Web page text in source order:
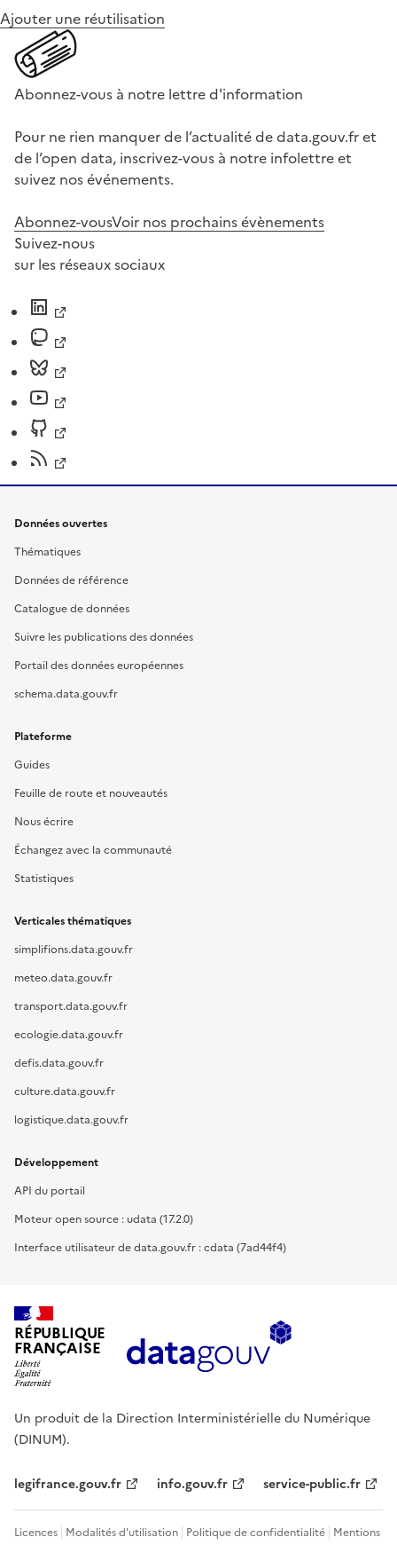
Ajouter une réutilisation
Abonnez-vous à notre lettre d'information
Pour ne rien manquer de l’actualité de data.gouv.fr et
de l’open data, inscrivez-vous à notre infolettre et
suivez nos événements.
Abonnez-vousVoir nos prochains évènements
Suivez-nous
sur les réseaux sociaux
Données ouvertes
Thématiques
Données de référence
Catalogue de données
Suivre les publications des données
Portail des données européennes
schema.data.gouv.fr
Plateforme
Guides
Feuille de route et nouveautés
Nous écrire
Échangez avec la communauté
Statistiques
Verticales thématiques
simplifions.data.gouv.fr
meteo.data.gouv.fr
transport.data.gouv.fr
ecologie.data.gouv.fr
defis.data.gouv.fr
culture.data.gouv.fr
logistique.data.gouv.fr
Développement
API du portail
Moteur open source : udata (17.2.0)
Interface utilisateur de data.gouv.fr : cdata (7ad44f4)
RÉPUBLIQUE
FRANÇAISE
Un produit de la Direction Interministérielle du Numérique
(DINUM).
legifrance.gouv.fr info.gouv.fr service-public.fr
Licences Modalités d'utilisation Politique de confidentialité Mentions